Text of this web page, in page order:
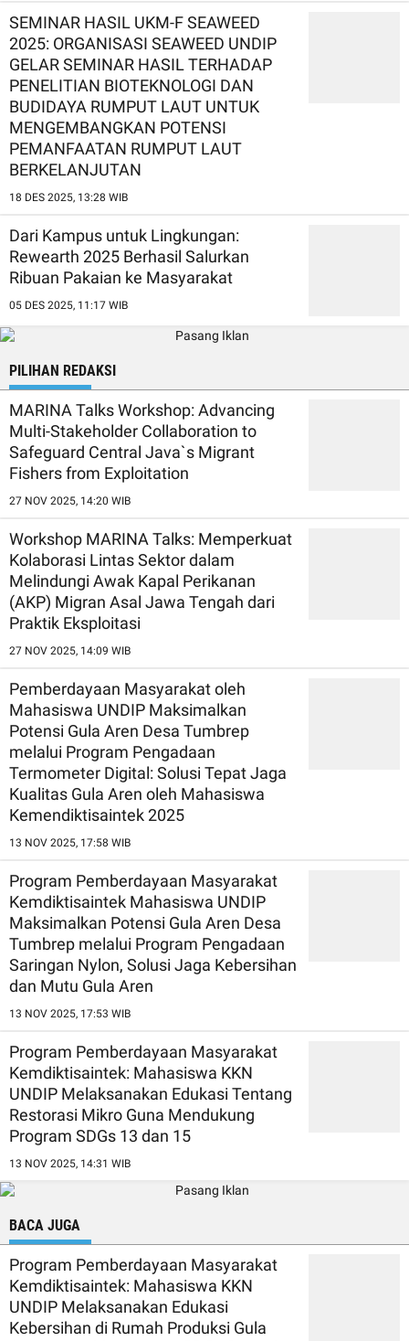
SEMINAR HASIL UKM-F SEAWEED
2025: ORGANISASI SEAWEED UNDIP
GELAR SEMINAR HASIL TERHADAP
PENELITIAN BIOTEKNOLOGI DAN
BUDIDAYA RUMPUT LAUT UNTUK
MENGEMBANGKAN POTENSI
PEMANFAATAN RUMPUT LAUT
BERKELANJUTAN
18 DES 2025, 13:28 WIB
Dari Kampus untuk Lingkungan:
Rewearth 2025 Berhasil Salurkan
Ribuan Pakaian ke Masyarakat
05 DES 2025, 11:17 WIB
PILIHAN REDAKSI
MARINA Talks Workshop: Advancing
Multi-Stakeholder Collaboration to
Safeguard Central Java`s Migrant
Fishers from Exploitation
27 NOV 2025, 14:20 WIB
Workshop MARINA Talks: Memperkuat
Kolaborasi Lintas Sektor dalam
Melindungi Awak Kapal Perikanan
(AKP) Migran Asal Jawa Tengah dari
Praktik Eksploitasi
27 NOV 2025, 14:09 WIB
Pemberdayaan Masyarakat oleh
Mahasiswa UNDIP Maksimalkan
Potensi Gula Aren Desa Tumbrep
melalui Program Pengadaan
Termometer Digital: Solusi Tepat Jaga
Kualitas Gula Aren oleh Mahasiswa
Kemendiktisaintek 2025
13 NOV 2025, 17:58 WIB
Program Pemberdayaan Masyarakat
Kemdiktisaintek Mahasiswa UNDIP
Maksimalkan Potensi Gula Aren Desa
Tumbrep melalui Program Pengadaan
Saringan Nylon, Solusi Jaga Kebersihan
dan Mutu Gula Aren
13 NOV 2025, 17:53 WIB
Program Pemberdayaan Masyarakat
Kemdiktisaintek: Mahasiswa KKN
UNDIP Melaksanakan Edukasi Tentang
Restorasi Mikro Guna Mendukung
Program SDGs 13 dan 15
13 NOV 2025, 14:31 WIB
BACA JUGA
Program Pemberdayaan Masyarakat
Kemdiktisaintek: Mahasiswa KKN
UNDIP Melaksanakan Edukasi
Kebersihan di Rumah Produksi Gula